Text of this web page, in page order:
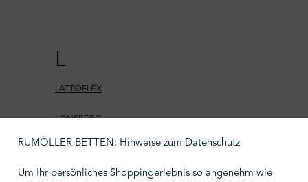
L
LATTOFLEX
LONSBERG
RUMÖLLER BETTEN: Hinweise zum Datenschutz
Um Ihr persönliches Shoppingerlebnis so angenehm wie